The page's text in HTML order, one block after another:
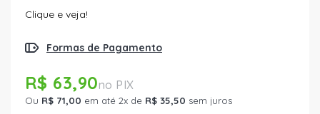
Clique e veja!
Formas de Pagamento
R$ 63,90
Ou R$ 71,00 em até 2x de R$ 35,50 sem juros